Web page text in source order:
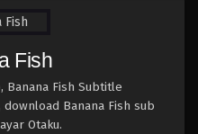
Fish
Banana Fish Subtitle
Banana Fish sub
Otaku.